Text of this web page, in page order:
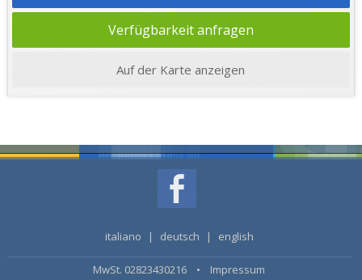
Verfügbarkeit anfragen
Auf der Karte anzeigen
italiano | deutsch | english
MwSt. 02823430216 • Impressum